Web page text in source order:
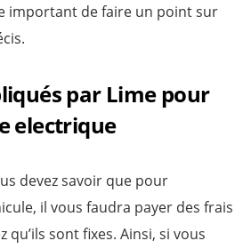
important de faire un point sur
par Lime pour
electrique
devez savoir que pour
il vous faudra payer des frais
qu’ils sont fixes. Ainsi, si vous